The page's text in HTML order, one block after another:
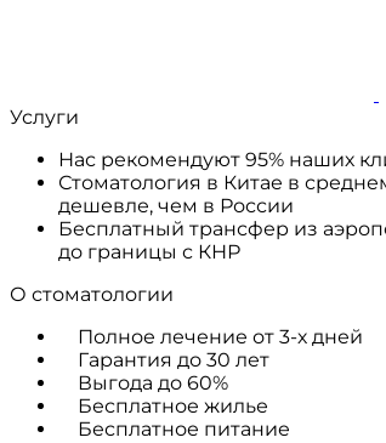
Услуги
Нас рекомендуют 95% наших
Стоматология в Китае в
дешевле, чем в России
Бесплатный трансфер из
до границы с КНР
О стоматологии
Полное лечение от 3-х дней
Гарантия до 30 лет
Выгода до 60%
Бесплатное жилье
Бесплатное питание